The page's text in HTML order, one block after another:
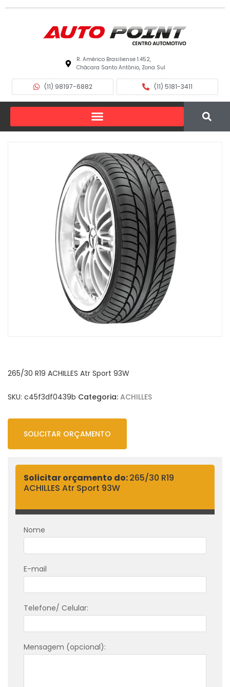
R. Américo Brasiliense 1.452,
Chácara Santo Antônio, Zona Sul
(11) 98197-6882 (11) 5181-3411
265/30 R19 ACHILLES Atr Sport 93W
SKU: c45f3df0439b Categoria: ACHILLES
SOLICITAR ORÇAMENTO
Solicitar orçamento do:265/30 R19
ACHILLES Atr Sport 93W
Nome
E-mail
Telefone/ Celular:
Mensagem (opcional):